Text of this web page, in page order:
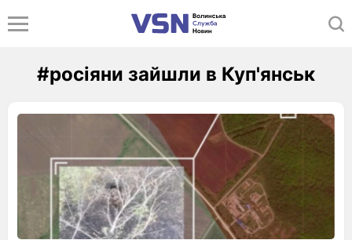
#росіяни зайшли в Куп'янськ